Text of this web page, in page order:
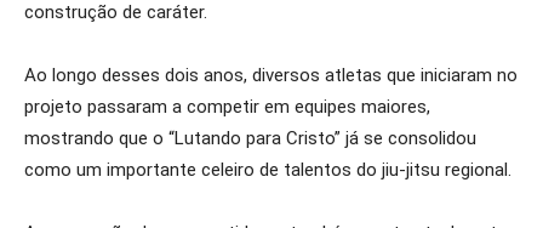
construção de caráter.
Ao longo desses dois anos, diversos atletas que iniciaram no
projeto passaram a competir em equipes maiores,
mostrando que o “Lutando para Cristo” já se consolidou
como um importante celeiro de talentos do jiu-jitsu regional.